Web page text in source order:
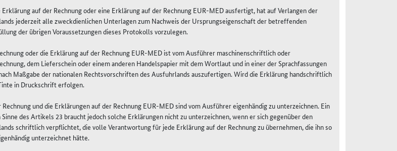
auf der Rechnung oder eine Erklärung auf der Rechnung EUR-MED ausfertigt, hat auf Verlangen der
jederzeit alle zweckdienlichen Unterlagen zum Nachweis der Ursprungseigenschaft der betreffenden
der übrigen Voraussetzungen dieses Protokolls vorzulegen.
oder die Erklärung auf der Rechnung EUR-MED ist vom Ausführer maschinenschriftlich oder
dem Lieferschein oder einem anderen Handelspapier mit dem Wortlaut und in einer der Sprachfassungen
Maßgabe der nationalen Rechtsvorschriften des Ausfuhrlands auszufertigen. Wird die Erklärung handschriftlich
in Druckschrift erfolgen.
und die Erklärungen auf der Rechnung EUR-MED sind vom Ausführer eigenhändig zu unterzeichnen. Ein
des Artikels 23 braucht jedoch solche Erklärungen nicht zu unterzeichnen, wenn er sich gegenüber den
schriftlich verpflichtet, die volle Verantwortung für jede Erklärung auf der Rechnung zu übernehmen, die ihn so
unterzeichnet hätte.